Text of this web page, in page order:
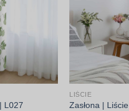
L027
LIŚCIE
Zasłona |